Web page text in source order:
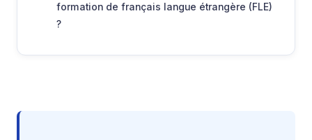
formation de français langue étrangère (FLE)
?